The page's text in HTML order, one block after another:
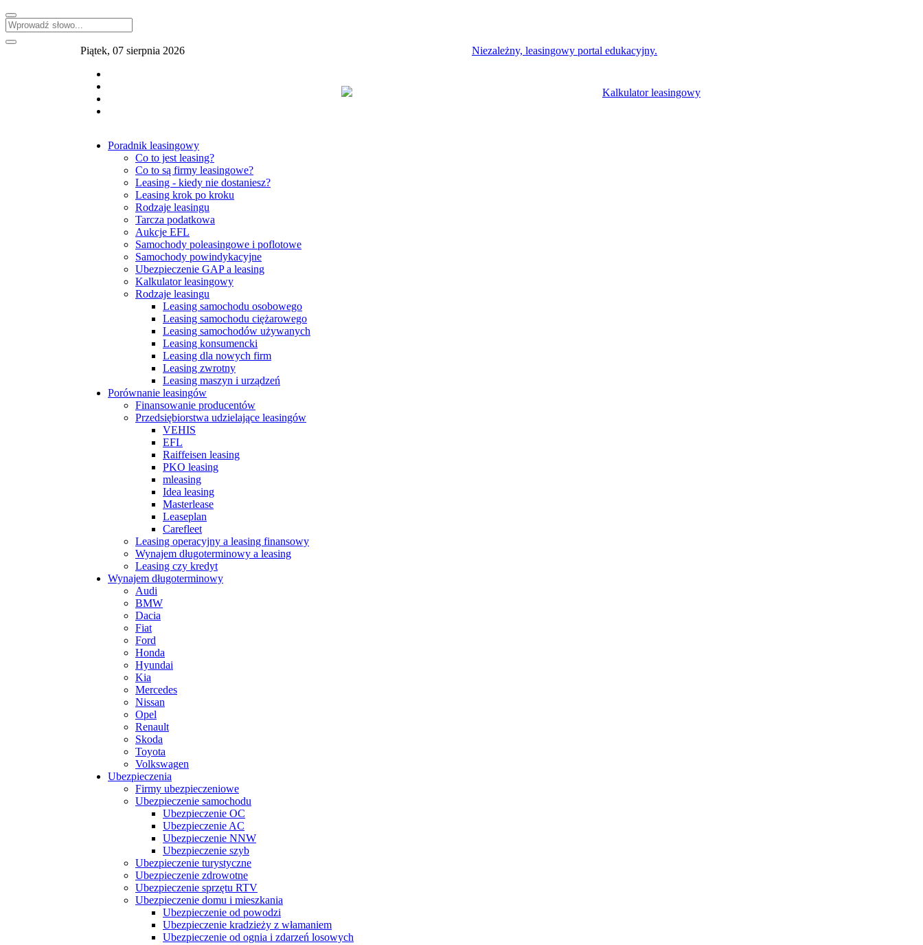
Piątek, 07 sierpnia 2026 Niezależny, leasingowy portal edukacyjny.
Kalkulator leasingowy
Poradnik leasingowy
Co to jest leasing?
Co to są firmy leasingowe?
Leasing - kiedy nie dostaniesz?
Leasing krok po kroku
Rodzaje leasingu
Tarcza podatkowa
Aukcje EFL
Samochody poleasingowe i poflotowe
Samochody powindykacyjne
Ubezpieczenie GAP a leasing
Kalkulator leasingowy
Rodzaje leasingu
Leasing samochodu osobowego
Leasing samochodu ciężarowego
Leasing samochodów używanych
Leasing konsumencki
Leasing dla nowych firm
Leasing zwrotny
Leasing maszyn i urządzeń
Porównanie leasingów
Finansowanie producentów
Przedsiębiorstwa udzielające leasingów
VEHIS
EFL
Raiffeisen leasing
PKO leasing
mleasing
Idea leasing
Masterlease
Leaseplan
Carefleet
Leasing operacyjny a leasing finansowy
Wynajem długoterminowy a leasing
Leasing czy kredyt
Wynajem długoterminowy
Audi
BMW
Dacia
Fiat
Ford
Honda
Hyundai
Kia
Mercedes
Nissan
Opel
Renault
Skoda
Toyota
Volkswagen
Ubezpieczenia
Firmy ubezpieczeniowe
Ubezpieczenie samochodu
Ubezpieczenie OC
Ubezpieczenie AC
Ubezpieczenie NNW
Ubezpieczenie szyb
Ubezpieczenie turystyczne
Ubezpieczenie zdrowotne
Ubezpieczenie sprzętu RTV
Ubezpieczenie domu i mieszkania
Ubezpieczenie od powodzi
Ubezpieczenie kradzieży z włamaniem
Ubezpieczenie od ognia i zdarzeń losowych